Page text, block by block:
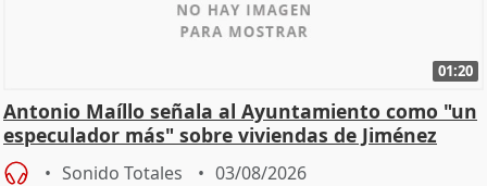
01:20
Antonio Maíllo señala al Ayuntamiento como "un
especulador más" sobre viviendas de Jiménez
Becerril
Sonido Totales 03/08/2026